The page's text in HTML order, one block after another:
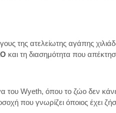
της ατελείωτης αγάπης
και τη διασημότητα που
του Wyeth, όπου το ζώο δεν
που γνωρίζει όποιος έχει